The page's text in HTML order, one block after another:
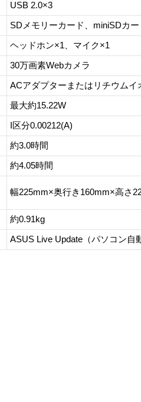
USB 2.0×3
SDメモリーカード、miniSDカ
ヘッドホン×1、マイク×1
30万画素Webカメラ
ACアダプターまたはリチウムイ
最大約15.22W
I区分0.00212(A)
約3.0時間
約4.05時間
幅225mm×奥行き160mm×高さ
約0.91kg
ASUS Live Update（パソコン自